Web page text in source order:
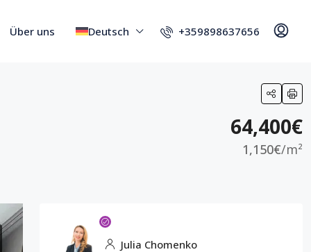
Über uns Deutsch +359898637656
64,400€
1,150€/m²
Julia Chomenko